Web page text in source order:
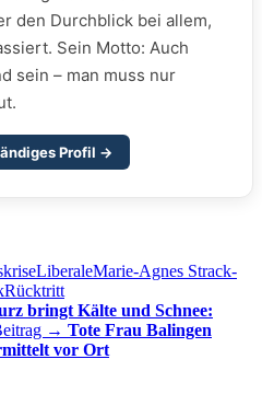
den Durchblick bei allem,
Sein Motto: Auch
sein – man muss nur
Profil →
LiberaleMarie-Agnes Strack-
Rücktritt
bringt Kälte und Schnee:
→ Tote Frau Balingen
vor Ort